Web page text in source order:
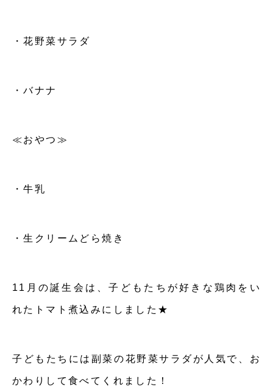
・花野菜サラダ
・バナナ
≪おやつ≫
・牛乳
・生クリームどら焼き
11月の誕生会は、子どもたちが好きな鶏肉をい
れたトマト煮込みにしました★
子どもたちには副菜の花野菜サラダが人気で、お
かわりして食べてくれました！